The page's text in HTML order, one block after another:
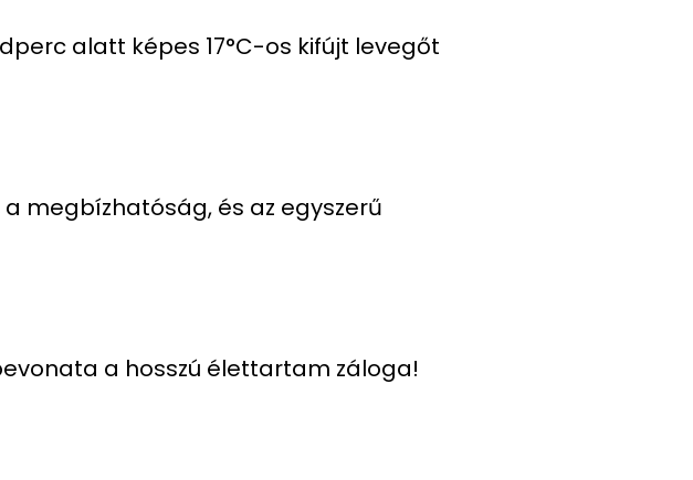
alatt képes 17°C-os kifújt levegőt
megbízhatóság, és az egyszerű
a hosszú élettartam záloga!